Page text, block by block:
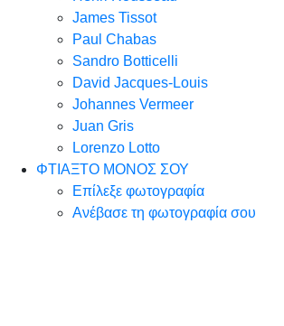
James Tissot
Paul Chabas
Sandro Botticelli
David Jacques-Louis
Johannes Vermeer
Juan Gris
Lorenzo Lotto
ΦΤΙΑΞΤΟ ΜΟΝΟΣ ΣΟΥ
Επίλεξε φωτογραφία
Ανέβασε τη φωτογραφία σου